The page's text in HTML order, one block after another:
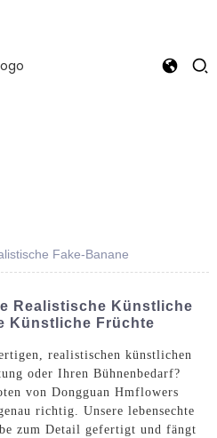
Fake-Banane
Realistische Künstliche
Künstliche Früchte
realistischen künstlichen
oder Ihren Bühnenbedarf?
von Dongguan Hmflowers
richtig. Unsere lebensechte
zum Detail gefertigt und fängt